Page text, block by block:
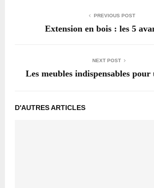
PREVIOUS POST
Extension en bois : les 5
NEXT POST
Les meubles indispensables pour
D'AUTRES ARTICLES